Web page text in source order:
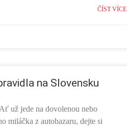
ČÍST VÍCE
na Slovensku
už jede na dovolenou nebo
miláčka z autobazaru, dejte si